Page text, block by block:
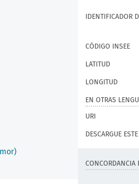
IDENTIFICADOR
CÓDIGO INSEE
LATITUD
LONGITUD
EN OTRAS
URI
DESCARGUE
CONCORDANCIA